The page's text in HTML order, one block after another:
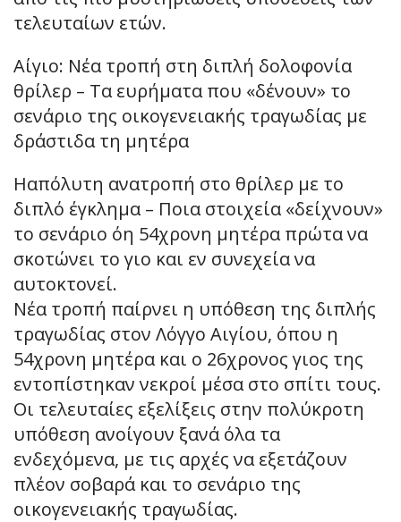
τελευταίων ετών.
Αίγιο: Νέα τροπή στη διπλή δολοφονία
θρίλερ – Τα ευρήματα που «δένουν» το
σενάριο της οικογενειακής τραγωδίας με
δράστιδα τη μητέρα
Ηαπόλυτη ανατροπή στο θρίλερ με το
διπλό έγκλημα – Ποια στοιχεία «δείχνουν»
το σενάριο όη 54χρονη μητέρα πρώτα να
σκοτώνει το γιο και εν συνεχεία να
αυτοκτονεί.
Νέα τροπή παίρνει η υπόθεση της διπλής
τραγωδίας στον Λόγγο Αιγίου, όπου η
54χρονη μητέρα και ο 26χρονος γιος της
εντοπίστηκαν νεκροί μέσα στο σπίτι τους.
Οι τελευταίες εξελίξεις στην πολύκροτη
υπόθεση ανοίγουν ξανά όλα τα
ενδεχόμενα, με τις αρχές να εξετάζουν
πλέον σοβαρά και το σενάριο της
οικογενειακής τραγωδίας.